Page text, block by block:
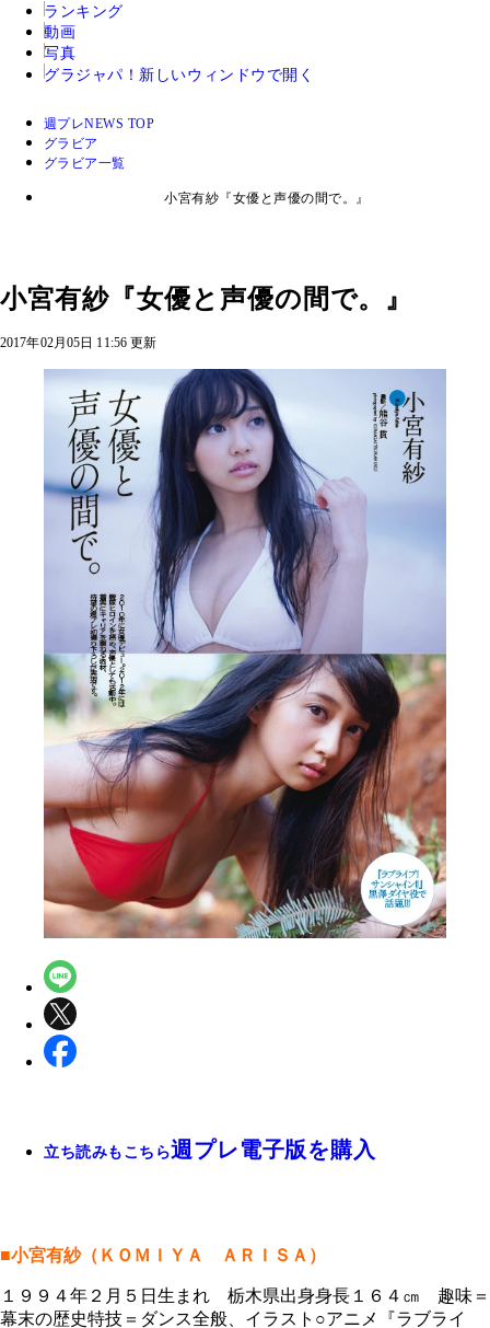
ランキング
動画
写真
グラジャパ！ 新しいウィンドウで開く
週プレNEWS TOP
グラビア
グラビア一覧
小宮有紗『女優と声優の間で。』
小宮有紗『女優と声優の間で。』
2017年02月05日 11:56 更新
立ち読みもこちら週プレ電子版を購入
■小宮有紗（ＫＯＭＩＹＡ ＡＲＩＳＡ）
１９９４年２月５日生まれ 栃木県出身身長１６４㎝ 趣味＝
幕末の歴史特技＝ダンス全般、イラスト○アニメ『ラブライ